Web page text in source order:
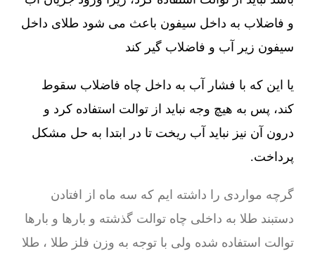
و فاضلاب به داخل سیفون باعث می شود طلای داخل
سیفون زیر آب و فاضلاب گیر کند
یا این که با فشار آب به داخل چاه فاضلاب سقوط
کند، پس به هیچ وجه نباید از توالت استفاده کرد و
درون آن نیز نباید آب ریخت تا در ابتدا به حل مشکل
پرداخت.
گرچه مواردی را داشته ایم که سه ماه از افتادن
دستبند طلا به داخلی چاه توالت گذشته و بارها و بارها
توالت استفاده شده ولی با توجه به وزن فلز طلا ، طلا